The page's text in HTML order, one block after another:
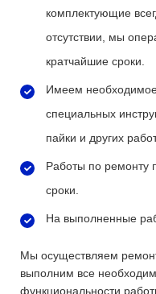
комплектующие
отсутствии, мы
кратчайшие сроки.
Имеем
специальных
пайки и других
Работы по ремонту
сроки.
На выполненные
Мы осуществляем
выполним все
функциональности